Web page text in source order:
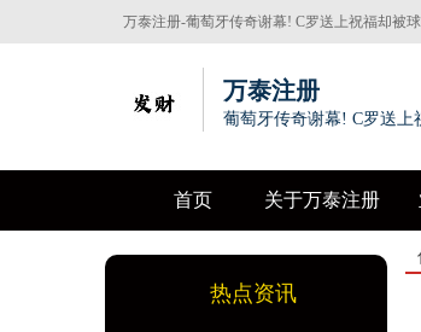
万泰注册-葡萄牙传奇谢幕! C罗送上祝福却被
万泰注册
葡萄牙传奇谢幕! C罗送上
首页 关于万泰注册
热点资讯